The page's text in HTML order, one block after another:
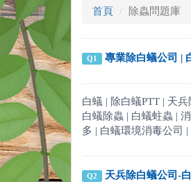
首頁 除蟲問題庫
Q1 專業除白蟻公司 |
白蟻 | 除白蟻PTT | 天
白蟻除蟲 | 白蟻蛀蟲 |
多 | 白蟻環境消毒公司
Q2 天兵除白蟻公司-